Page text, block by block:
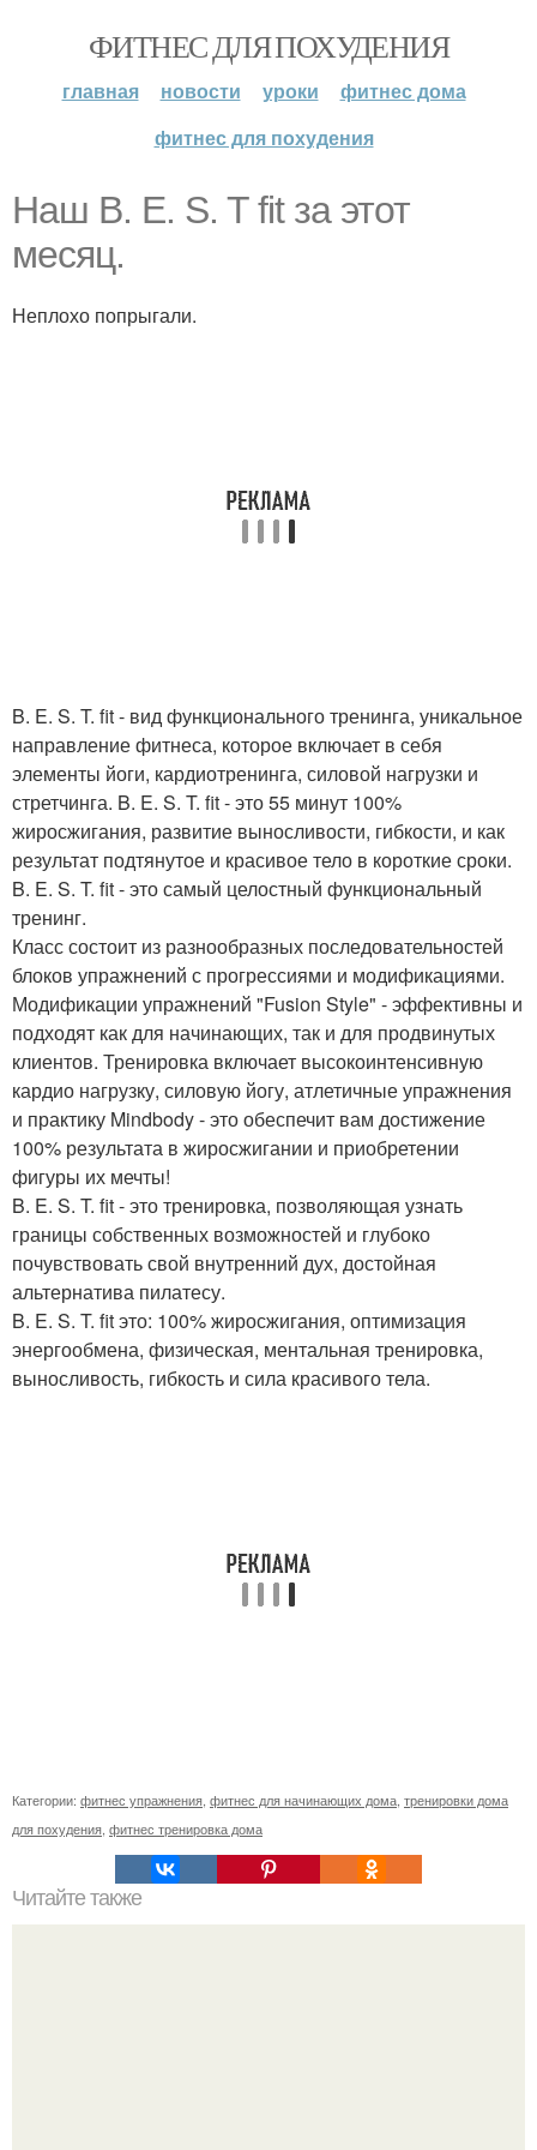
ФИТНЕС ДЛЯ ПОХУДЕНИЯ
главная новости уроки
фитнес дома
фитнес для похудения
Наш B. E. S. T fit за этот
месяц.
Неплохо попрыгали.
B. E. S. T. fit - вид функционального тренинга, уникальное
направление фитнеса, которое включает в себя
элементы йоги, кардиотренинга, силовой нагрузки и
стретчинга. B. E. S. T. fit - это 55 минут 100%
жиросжигания, развитие выносливости, гибкости, и как
результат подтянутое и красивое тело в короткие сроки.
B. E. S. T. fit - это самый целостный функциональный
тренинг.
Класс состоит из разнообразных последовательностей
блоков упражнений с прогрессиями и модификациями.
Модификации упражнений "Fusion Style" - эффективны и
подходят как для начинающих, так и для продвинутых
клиентов. Тренировка включает высокоинтенсивную
кардио нагрузку, силовую йогу, атлетичные упражнения
и практику Mindbody - это обеспечит вам достижение
100% результата в жиросжигании и приобретении
фигуры их мечты!
B. E. S. T. fit - это тренировка, позволяющая узнать
границы собственных возможностей и глубоко
почувствовать свой внутренний дух, достойная
альтернатива пилатесу.
B. E. S. T. fit это: 100% жиросжигания, оптимизация
энергообмена, физическая, ментальная тренировка,
выносливость, гибкость и сила красивого тела.
Категории: фитнес упражнения фитнес для начинающих дома тренировки дома
для похудения фитнес тренировка дома
Читайте также